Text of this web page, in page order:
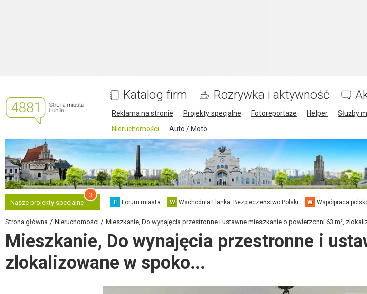
Katalog firm Rozrywka i aktywność
Reklama na stronie Projekty specjalne Fotoreportaże Helper Służby
Nieruchomości
Auto / Moto
Nasze projekty specjalne
3
F Forum miasta W Wschodnia Flanka: Bezpieczeństwo Polski W Współpraca
Strona główna Nieruchomości Mieszkanie, Do wynajęcia przestronne i ustawne mieszkanie o powierzchni 63 m²,
Mieszkanie, Do wynajęcia przestronne i
zlokalizowane w spoko...